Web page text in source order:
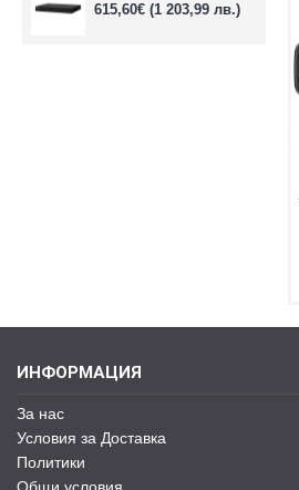
615,60€ (1 203,99 лв.)
ИНФОРМАЦИЯ
За нас
Условия за Доставка
Политики
Общи условия